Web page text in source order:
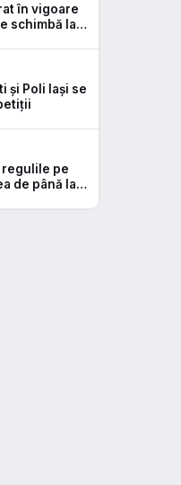
în vigoare
schimbă la
și Poli Iași se
regulile pe
de până la